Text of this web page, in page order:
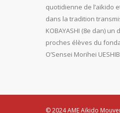
quotidienne de l’aïkido
dans la tradition
KOBAYASHI (8e dan) un
proches élèves du
O’Sensei Morihei
© 2024 AME Aïkido